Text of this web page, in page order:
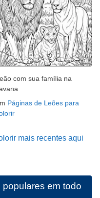
com sua família na
Páginas de Leões para
mais recentes aqui
em todo